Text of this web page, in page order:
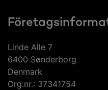
Linde Alle 7
6400 Sønderborg
Denmark
Org.nr.: 37341754